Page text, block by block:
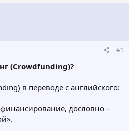
#1
(Crowdfunding)?
в переводе с английского:
дословно –